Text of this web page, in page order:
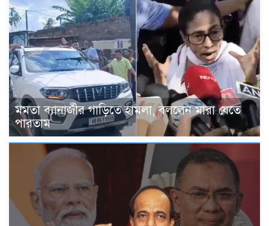
মমতা ব্যানার্জীর গাড়িতে হামলা, বললেন মারা যেতে
পারতাম